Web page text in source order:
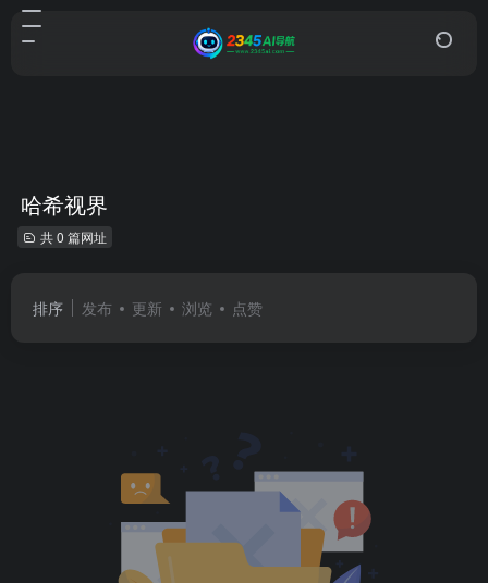
哈希视界
共 0 篇网址
排序 发布 更新 浏览 点赞